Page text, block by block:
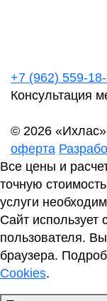
+7 (962) 559-
Консультация
© 2026
оферта
Все цены и
точную
услуги
Сайт
пользователя.
браузера.
Cookies.